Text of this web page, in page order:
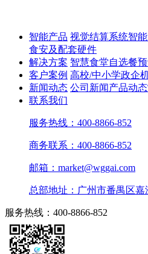
智能产品 视觉结算系统智
食安及配套硬件
解决方案 智慧食堂自选餐
客户案例 高校/中小学政企
新闻动态 公司新闻产品动态
联系我们
服务热线：400-8866-852
商务联系：400-8866-852
邮箱：market@wggai.com
总部地址：广州市番禺区嘉
服务热线：400-8866-852